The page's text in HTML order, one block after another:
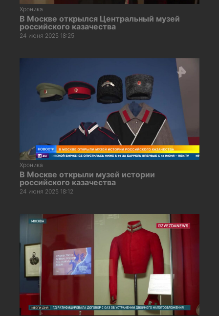
Хроника
В Москве открылся Центральный музей
российского казачества
24 июня 2025 18:25
Хроника
В Москве открыли музей истории
российского казачества
24 июня 2025 18:12